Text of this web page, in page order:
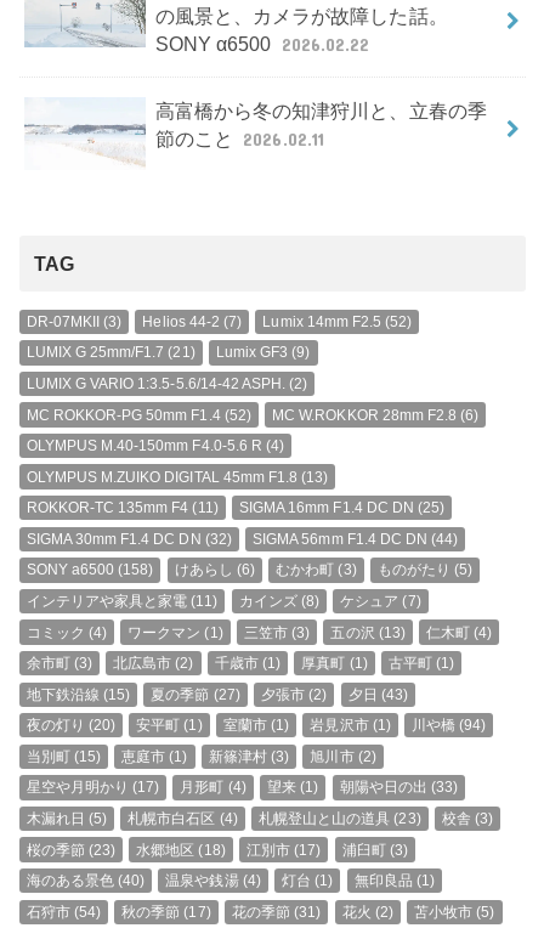
の風景と、カメラが故障した話。
SONY α6500 2026.02.22
高富橋から冬の知津狩川と、立春の季
節のこと
2026.02.11
TAG
DR-07MKII(3) Helios 44-2 (7) Lumix 14mm F2.5 (52)
LUMIX G 25mm/F1.7 (21) Lumix GF3 (9)
LUMIX G VARIO 1:3.5-5.6/14-42 ASPH. (2)
MC ROKKOR-PG 50mm F1.4(52) MC W.ROKKOR 28mm F2.8 (6)
OLYMPUS M.40-150mm F4.0-5.6 R (4)
OLYMPUS M.ZUIKO DIGITAL 45mm F1.8 (13)
ROKKOR-TC 135mm F4 (11) SIGMA 16mm F1.4 DC DN (25)
SIGMA 30mm F1.4 DC DN (32) SIGMA 56mm F1.4 DC DN (44)
SONY a6500 (158) けあらし (6) むかわ町 (3) ものがたり (5)
インテリアや家具と家電 (11) カインズ(8) ケシュア (7)
コミック (4) ワークマン (1) 三笠市 (3) 五の沢 (13) 仁木町 (4)
余市町(3) 北広島市 (2) 千歳市(1) 厚真町 (1) 古平町 (1)
地下鉄沿線 (15) 夏の季節 (27) 夕張市 (2) 夕日 (43)
夜の灯り (20) 安平町 (1) 室蘭市(1) 岩見沢市(1) 川や橋 (94)
当別町(15) 恵庭市 (1) 新篠津村(3) 旭川市(2)
星空や月明かり (17) 月形町 (4) 望来 (1) 朝陽や日の出 (33)
木漏れ日 (5) 札幌市白石区 (4) 札幌登山と山の道具 (23) 校舎 (3)
桜の季節 (23) 水郷地区 (18) 江別市 (17) 浦臼町(3)
海のある景色(40) 温泉や銭湯(4) 灯台 (1) 無印良品 (1)
石狩市(54) 秋の季節 (17) 花の季節 (31) 花火 (2) 苫小牧市 (5)